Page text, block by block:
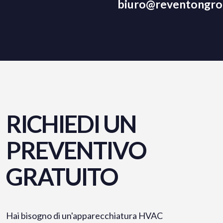
RICHIEDI UN
PREVENTIVO
GRATUITO
Hai bisogno di un'apparecchiatura HVAC